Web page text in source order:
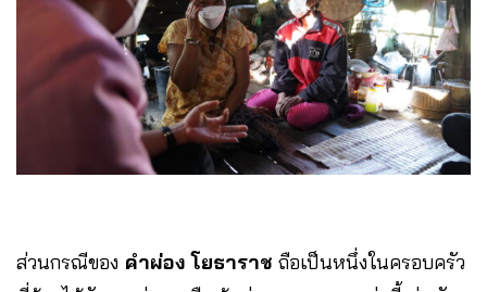
ส่วนกรณีของ คำผ่อง โยธาราช ถือเป็นหนึ่งในครอบครัว